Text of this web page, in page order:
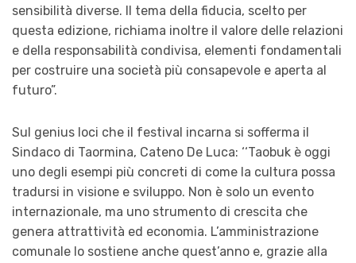
sensibilità diverse. Il tema della fiducia, scelto per
questa edizione, richiama inoltre il valore delle relazioni
e della responsabilità condivisa, elementi fondamentali
per costruire una società più consapevole e aperta al
futuro”.
Sul genius loci che il festival incarna si sofferma il
Sindaco di Taormina, Cateno De Luca: ‘‘Taobuk è oggi
uno degli esempi più concreti di come la cultura possa
tradursi in visione e sviluppo. Non è solo un evento
internazionale, ma uno strumento di crescita che
genera attrattività ed economia. L’amministrazione
comunale lo sostiene anche quest’anno e, grazie alla